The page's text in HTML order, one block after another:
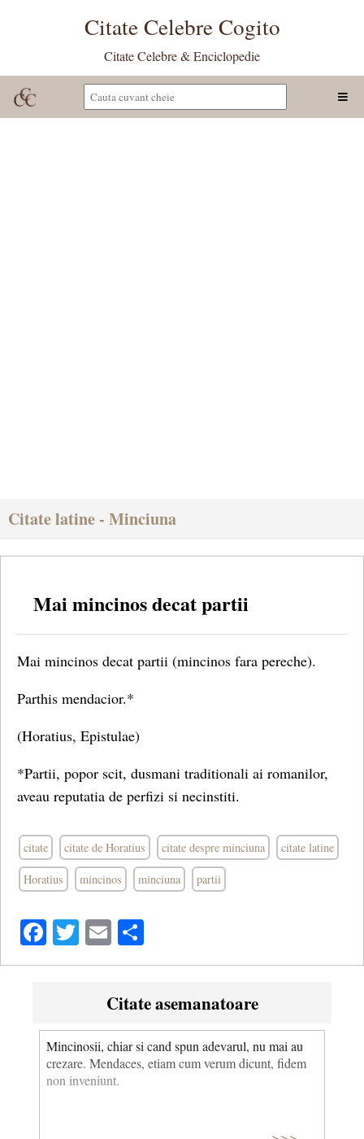
Citate Celebre Cogito
Citate Celebre & Enciclopedie
Citate latine - Minciuna
Mai mincinos decat partii
Mai mincinos decat partii (mincinos fara pereche).
Parthis mendacior.*
(Horatius, Epistulae)
*Partii, popor scit, dusmani traditionali ai romanilor,
aveau reputatia de perfizi si necinstiti.
citate citate de Horatius citate despre minciuna citate latine
Horatius mincinos minciuna partii
Facebook
Twitter
Email
Citate asemanatoare
Mincinosii, chiar si cand spun adevarul, nu mai au
crezare. Mendaces, etiam cum verum dicunt, fidem
non inveniunt.